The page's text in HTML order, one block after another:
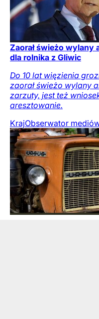
Zaorał świeżo wylany
dla rolnika z Gliwic
Do 10 lat więzienia
zaorał świeżo wylany
zarzuty, jest też
aresztowanie.
KrajObserwator